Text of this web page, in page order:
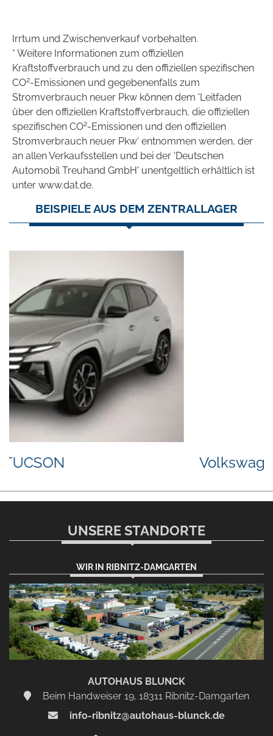
Irrtum und Zwischenverkauf vorbehalten.
* Weitere Informationen zum offiziellen
Kraftstoffverbrauch und zu den offiziellen spezifischen
CO2-Emissionen und gegebenenfalls zum
Stromverbrauch neuer Pkw können dem 'Leitfaden
über den offiziellen Kraftstoffverbrauch, die offiziellen
spezifischen CO2-Emissionen und den offiziellen
Stromverbrauch neuer Pkw' entnommen werden, der
an allen Verkaufsstellen und bei der 'Deutschen
Automobil Treuhand GmbH' unentgeltlich erhältlich ist
unter www.dat.de.
BEISPIELE AUS DEM ZENTRALLAGER
Volkswagen Other
UNSERE STANDORTE
WIR IN RIBNITZ-DAMGARTEN
AUTOHAUS BLUNCK
Beim Handweiser 19, 18311 Ribnitz-Damgarten
info-ribnitz@autohaus-blunck.de